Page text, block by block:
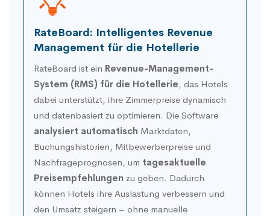
RateBoard: Intelligentes Revenue
Management für die Hotellerie
RateBoard ist ein Revenue-Management-
System (RMS) für die Hotellerie, das Hotels
dabei unterstützt, ihre Zimmerpreise dynamisch
und datenbasiert zu optimieren. Die Software
analysiert automatisch Marktdaten,
Buchungshistorien, Mitbewerberpreise und
Nachfrageprognosen, um tagesaktuelle
Preisempfehlungen zu geben. Dadurch
können Hotels ihre Auslastung verbessern und
den Umsatz steigern – ohne manuelle